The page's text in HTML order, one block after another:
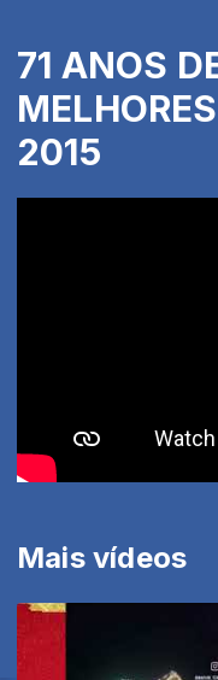
71 ANOS
2015
Mais vídeos